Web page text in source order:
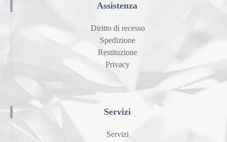
Assistenza
Diritto di recesso
Spedizione
Restituzione
Privacy
Servizi
Servizi